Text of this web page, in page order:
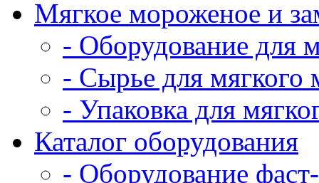
Мягкое мороженое и
- Оборудование для
- Сырье для мягкого
- Упаковка для
Каталог оборудования
- Оборудование